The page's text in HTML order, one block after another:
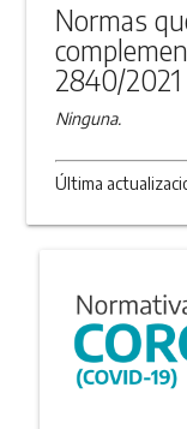
Normas
2840/2021
Ninguna.
Última